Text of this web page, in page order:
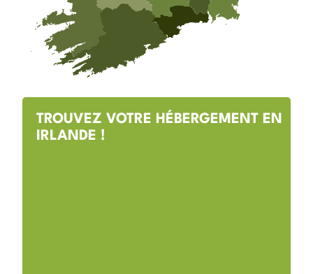
TROUVEZ VOTRE HÉBERGEMENT EN
IRLANDE !